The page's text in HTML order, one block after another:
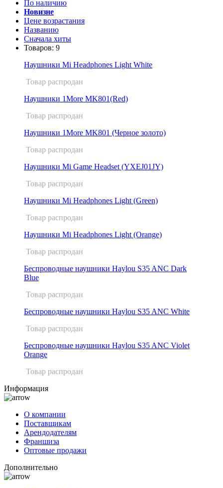
По наличию
Новизне
Цене возрастания
Названию
Сначала хиты
Товаров: 9
Наушники Mi Headphones Light White
Товар распродан
Наушники 1More MK801(Red)
Товар распродан
Наушники 1More MK801 (Черное золото)
Товар распродан
Наушники Mi Game Headset (YXEJ01JY)
Товар распродан
Наушники Mi Headphones Light (Green)
Товар распродан
Наушники Mi Headphones Light (Orange)
Товар распродан
Беспроводные наушники Haylou S35 ANC Dark
Blue
Товар распродан
Беспроводные наушники Haylou S35 ANC White
Товар распродан
Беспроводные наушники Haylou S35 ANC Violet
Orange
Товар распродан
Информация
О компании
Поставщикам
Арендодателям
Франшиза
Оптовые продажи
Дополнительно